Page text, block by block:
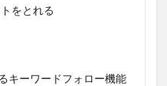
をとれる
キーワードフォロー機能